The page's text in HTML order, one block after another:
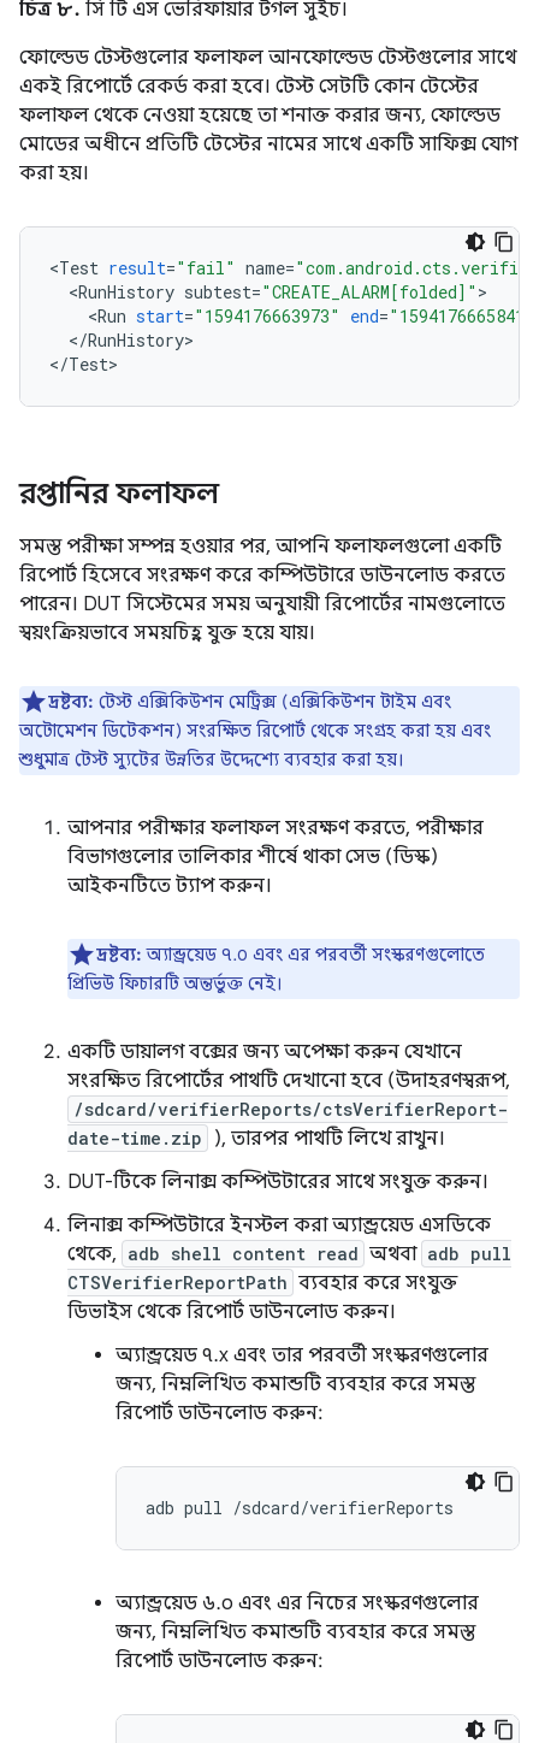
চিত্র ৮. সি টি এস ভেরিফায়ার টগল সুইচ।
ফোল্ডেড টেস্টগুলোর ফলাফল আনফোল্ডেড টেস্টগুলোর সাথে
একই রিপোর্টে রেকর্ড করা হবে। টেস্ট সেটটি কোন টেস্টের
ফলাফল থেকে নেওয়া হয়েছে তা শনাক্ত করার জন্য, ফোল্ডেড
মোডের অধীনে প্রতিটি টেস্টের নামের সাথে একটি সাফিক্স যোগ
করা হয়।
<Test result="fail" name=
<RunHistory subtest="CREATE_ALARM[folded]"
<Run start="1594176663973" end="1594176665841"
</RunHistory>
</Test
রপ্তানির ফলাফল
সমস্ত পরীক্ষা সম্পন্ন হওয়ার পর, আপনি ফলাফলগুলো একটি
রিপোর্ট হিসেবে সংরক্ষণ করে কম্পিউটারে ডাউনলোড করতে
পারেন। DUT সিস্টেমের সময় অনুযায়ী রিপোর্টের নামগুলোতে
স্বয়ংক্রিয়ভাবে সময়চিহ্ন যুক্ত হয়ে যায়।
দ্রষ্টব্য: টেস্ট এক্সিকিউশন মেট্রিক্স (এক্সিকিউশন টাইম এবং
অটোমেশন ডিটেকশন) সংরক্ষিত রিপোর্ট থেকে সংগ্রহ করা হয় এবং
শুধুমাত্র টেস্ট স্যুটের উন্নতির উদ্দেশ্যে ব্যবহার করা হয়।
আপনার পরীক্ষার ফলাফল সংরক্ষণ করতে, পরীক্ষার
বিভাগগুলোর তালিকার শীর্ষে থাকা সেভ (ডিস্ক)
আইকনটিতে ট্যাপ করুন।
দ্রষ্টব্য: অ্যান্ড্রয়েড ৭.০ এবং এর পরবর্তী সংস্করণগুলোতে
প্রিভিউ ফিচারটি অন্তর্ভুক্ত নেই।
একটি ডায়ালগ বক্সের জন্য অপেক্ষা করুন যেখানে
সংরক্ষিত রিপোর্টের পাথটি দেখানো হবে (উদাহরণস্বরূপ,
/sdcard/verifierReports/ctsVerifierReport-
date-time.zip
), তারপর পাথটি লিখে রাখুন।
DUT-টিকে লিনাক্স কম্পিউটারের সাথে সংযুক্ত করুন।
লিনাক্স কম্পিউটারে ইনস্টল করা অ্যান্ড্রয়েড এসডিকে
থেকে, adb shell content read অথবা adb pull
CTSVerifierReportPath ব্যবহার করে সংযুক্ত
ডিভাইস থেকে রিপোর্ট ডাউনলোড করুন।
অ্যান্ড্রয়েড ৭.x এবং তার পরবর্তী সংস্করণগুলোর
জন্য, নিম্নলিখিত কমান্ডটি ব্যবহার করে সমস্ত
রিপোর্ট ডাউনলোড করুন:
adb pull
অ্যান্ড্রয়েড ৬.০ এবং এর নিচের সংস্করণগুলোর
জন্য, নিম্নলিখিত কমান্ডটি ব্যবহার করে সমস্ত
রিপোর্ট ডাউনলোড করুন: